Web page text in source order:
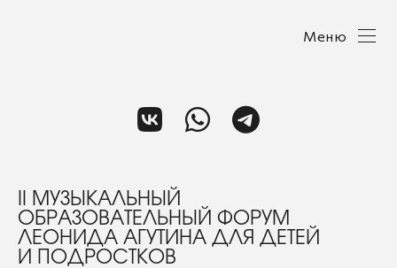
Меню
II МУЗЫКАЛЬНЫЙ
ОБРАЗОВАТЕЛЬНЫЙ ФОРУМ
ЛЕОНИДА АГУТИНА ДЛЯ ДЕТЕЙ
И ПОДРОСТКОВ